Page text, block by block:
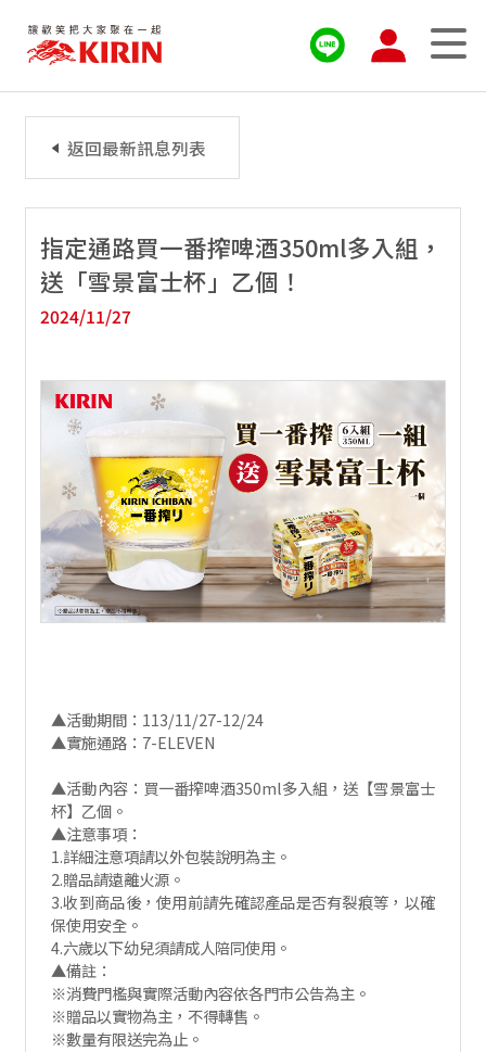
指定通路買一番搾啤酒350ml多入組，
送「雪景富士杯」乙個！
2024/11/27
▲活動期間：113/11/27-12/24
▲實施通路：7-ELEVEN
▲活動內容：買一番搾啤酒350ml多入組，送【雪景富士
杯】乙個。
▲注意事項：
1.詳細注意項請以外包裝說明為主。
2.贈品請遠離火源。
3.收到商品後，使用前請先確認產品是否有裂痕等，以確
保使用安全。
4.六歲以下幼兒須請成人陪同使用。
▲備註：
※消費門檻與實際活動內容依各門市公告為主。
※贈品以實物為主，不得轉售。
※數量有限送完為止。
返回最新訊息列表